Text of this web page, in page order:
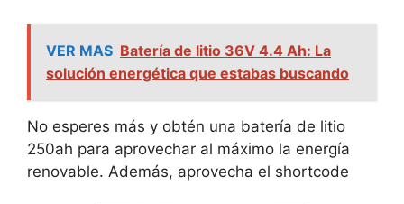
VER MAS Batería de litio 36V 4.4 Ah: La
solución energética que estabas buscando
No esperes más y obtén una batería de litio
250ah para aprovechar al máximo la energía
renovable. Además, aprovecha el shortcode